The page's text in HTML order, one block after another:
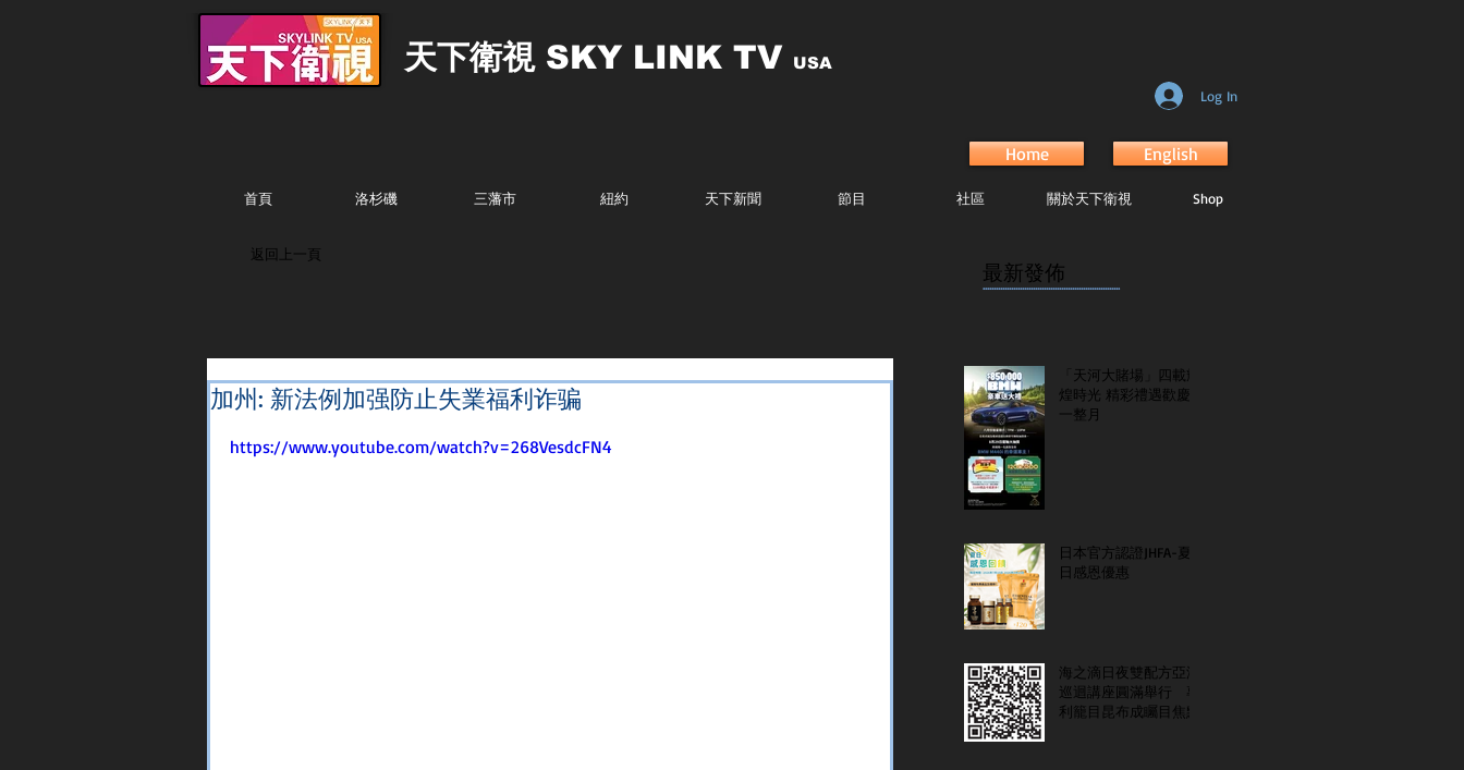
天下衛視SKY LINK TV USA
Log In
Home English
首頁 洛杉磯 三藩市 紐約 天下新聞 節目 社區 關於天下衛視 Shop
返回上一頁
加州: 新法例加强防止失業福利诈骗
https://www.youtube.com/watch?v=268VesdcFN4
最新發佈
...............................................................
「天河大賭場」四載輝
煌時光 精彩禮遇歡慶
一整月
日本官方認證JHFA-夏
日感恩優惠
海之滴日夜雙配方亞洲
巡迴講座圓滿舉行 專
利籠目昆布成矚目焦點